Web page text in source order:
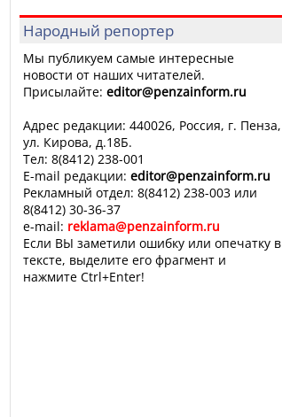
Народный репортер
Мы публикуем самые интересные
новости от наших читателей.
Присылайте: editor@penzainform.ru
Адрес редакции: 440026, Россия, г. Пенза,
ул. Кирова, д.18Б.
Тел: 8(8412) 238-001
E-mail редакции: editor@penzainform.ru
Рекламный отдел: 8(8412) 238-003 или
8(8412) 30-36-37
e-mail: reklama@penzainform.ru
Если ВЫ заметили ошибку или опечатку в
тексте, выделите его фрагмент и
нажмите Ctrl+Enter!